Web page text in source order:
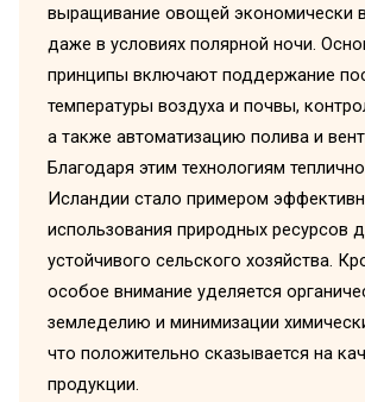
выращивание овощей экономически
даже в условиях полярной ночи.
принципы включают поддержание
температуры воздуха и почвы,
а также автоматизацию полива и
Благодаря этим технологиям
Исландии стало примером
использования природных ресурсов
устойчивого сельского хозяйства.
особое внимание уделяется
земледелию и минимизации
что положительно сказывается на
продукции.